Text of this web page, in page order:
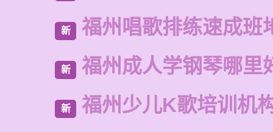
新 福州唱歌排练速成班
新 福州成人学钢琴哪里
新 福州少儿K歌培训机